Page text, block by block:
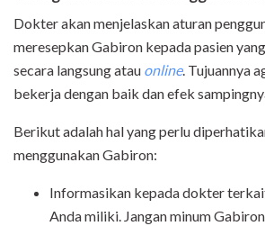
Dokter akan menjelaskan aturan
meresepkan Gabiron kepada pasien
secara langsung atau online. Tujuannya
bekerja dengan baik dan efek
Berikut adalah hal yang perlu
menggunakan Gabiron:
Informasikan kepada dokter
Anda miliki. Jangan minum